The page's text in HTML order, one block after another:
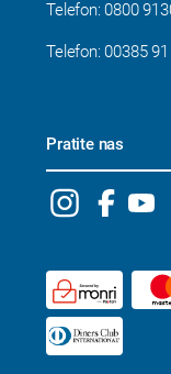
Telefon: 0800
Telefon: 00385
Pratite nas